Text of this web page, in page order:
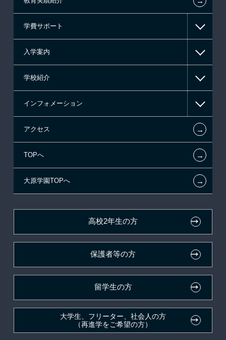
ゲーム系
東京経営大学 学士取得コース
学費サポート
高等教育の修学支援新制度
日本学生支援機構の奨学金
国の教育ローン
提携教育ローン
新聞奨学生
試験による特待生制度
入学案内
一般入学
AO入学
指定校推薦入学
指定校自己推薦入学
特別推薦入学
生徒会活動推薦入学
在校生・卒業生紹介推薦入学
大学生・短期大学生特別入学
学費
学校紹介
在校生からあなたへ
施設・研修所
学生マンションのご案内
大原の資格サポート制度
インフォメーション
お知らせ・新着情報
在校生へのお知らせ
各種証明書の発行ご希望の方
採用ご担当の方
アクセス ←
TOPへ ←
大原学園TOPへ ←
高校2年生の方
保護者等の方
留学生の方
大学生、フリーター、社会人の方
（再進学をご希望の方）